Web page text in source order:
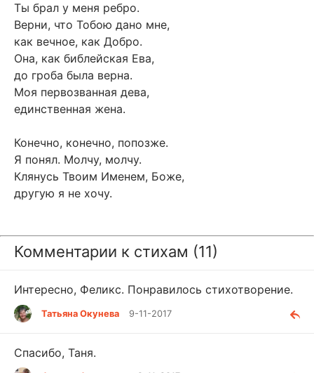
Ты брал у меня ребро.
Верни, что Тобою дано мне,
как вечное, как Добро.
Она, как библейская Ева,
до гроба была верна.
Моя первозванная дева,
единственная жена.
Конечно, конечно, попозже.
Я понял. Молчу, молчу.
Клянусь Твоим Именем, Боже,
другую я не хочу.
Комментарии к стихам (11)
Интересно, Феликс. Понравилось стихотворение.
Татьяна Окунева 9-11-2017
Спасибо, Таня.